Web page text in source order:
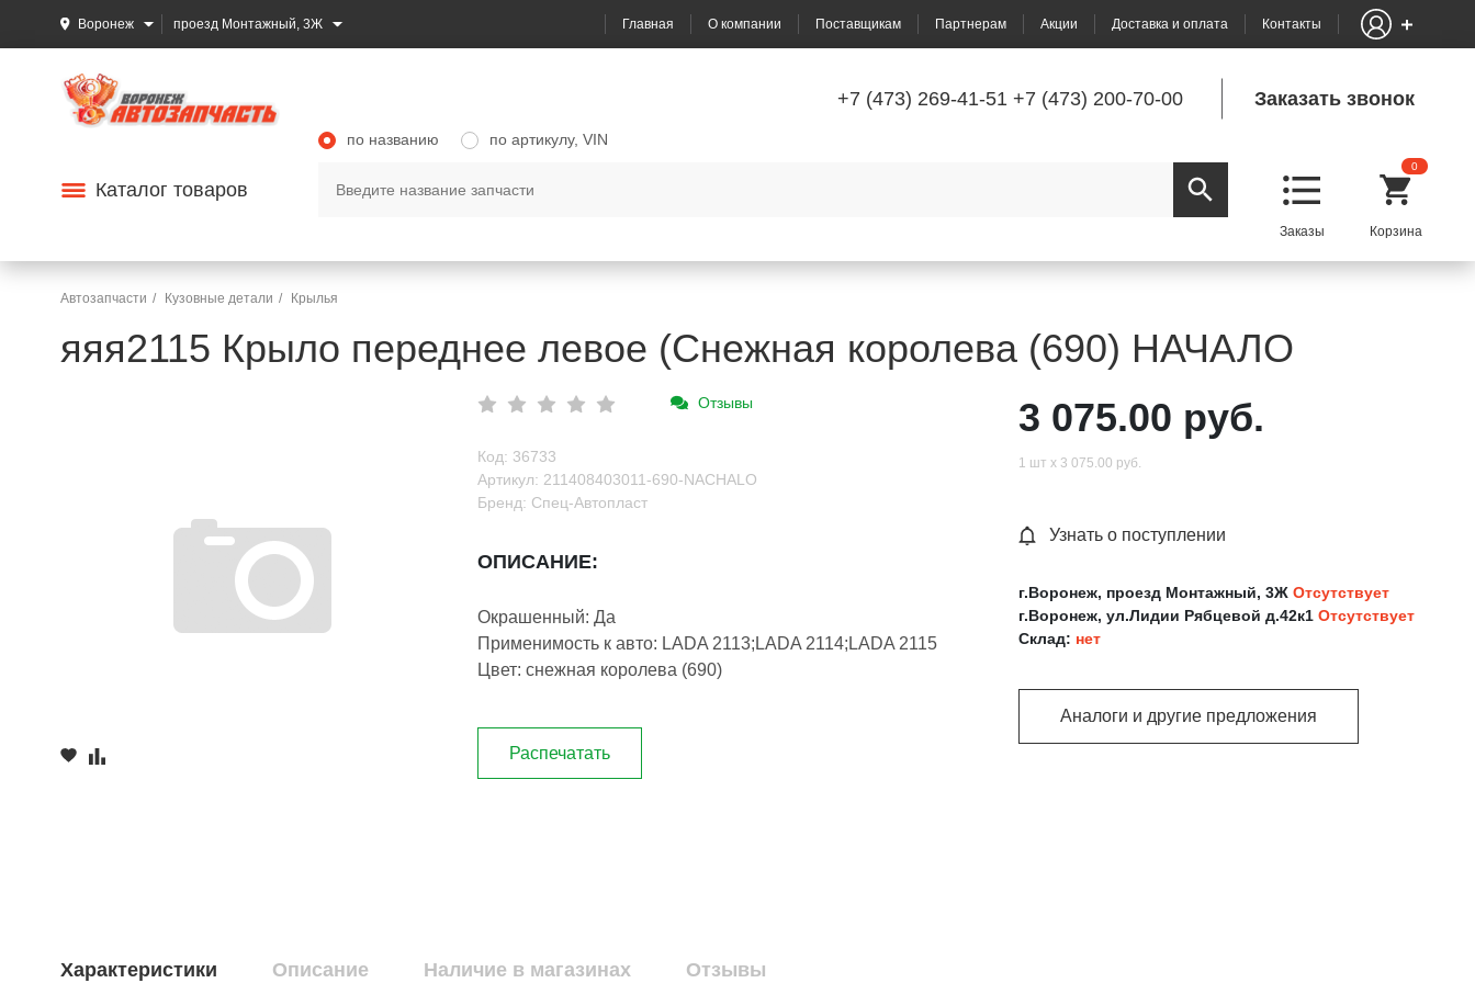
Воронеж проезд Монтажный, 3Ж Главная О компании Поставщикам Партнерам Акции Доставка и оплата Контакты
+7 (473) 269-41-51 +7 (473) 200-70-00 Заказать звонок
Каталог товаров
по названию по артикулу, VIN
0
Автозапчасти Кузовные детали Крылья
яяя2115 Крыло переднее левое (Снежная королева (690) НАЧАЛО
Отзывы
Код: 36733
Артикул: 211408403011-690-NACHALO
Бренд: Спец-Автопласт
ОПИСАНИЕ:
Окрашенный: Да
Применимость к авто: LADA 2113;LADA 2114;LADA 2115
Цвет: снежная королева (690)
Распечатать
3 075.00 руб.
1 шт х 3 075.00 руб.
Узнать о поступлении
г.Воронеж, проезд Монтажный, 3Ж Отсутствует
г.Воронеж, ул.Лидии Рябцевой д.42к1 Отсутствует
Склад: нет
Аналоги и другие предложения
Характеристики Описание Наличие в магазинах Отзывы